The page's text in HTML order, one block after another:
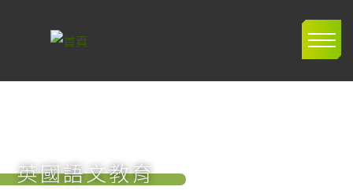
英國語文教育